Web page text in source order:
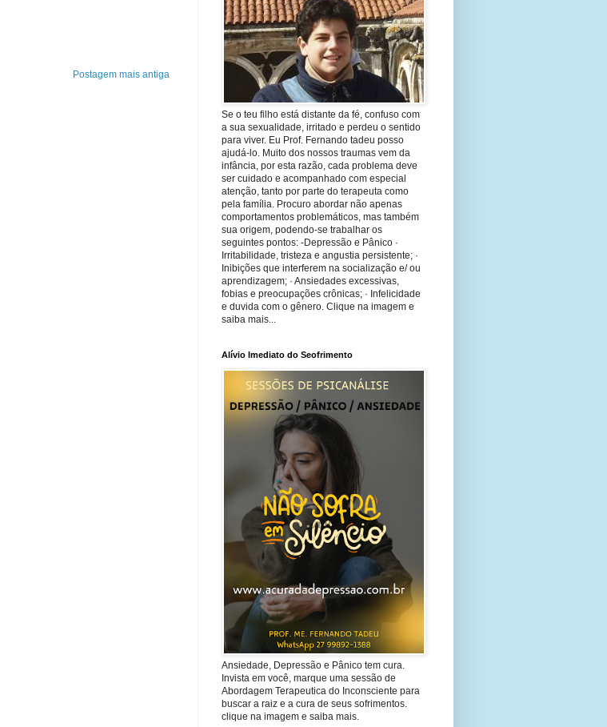
Postagem mais antiga
Se o teu filho está distante da fé, confuso com
a sua sexualidade, irritado e perdeu o sentido
para viver. Eu Prof. Fernando tadeu posso
ajudá-lo. Muito dos nossos traumas vem da
infância, por esta razão, cada problema deve
ser cuidado e acompanhado com especial
atenção, tanto por parte do terapeuta como
pela família. Procuro abordar não apenas
comportamentos problemáticos, mas também
sua origem, podendo-se trabalhar os
seguintes pontos: -Depressão e Pânico ·
Irritabilidade, tristeza e angustia persistente; ·
Inibições que interferem na socialização e/ ou
aprendizagem; · Ansiedades excessivas,
fobias e preocupações crônicas; · Infelicidade
e duvida com o gênero. Clique na imagem e
saiba mais...
Alívio Imediato do Seofrimento
Ansiedade, Depressão e Pânico tem cura.
Invista em você, marque uma sessão de
Abordagem Terapeutica do Inconsciente para
buscar a raiz e a cura de seus sofrimentos.
clique na imagem e saiba mais.